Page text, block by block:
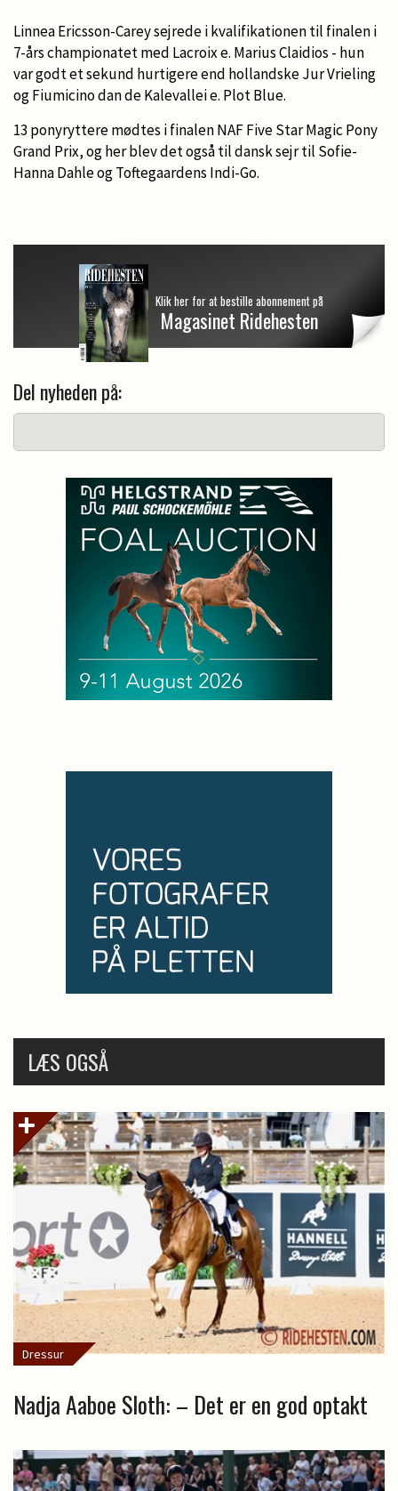
Linnea Ericsson-Carey sejrede i kvalifikationen til finalen i
7-års championatet med Lacroix e. Marius Claidios - hun
var godt et sekund hurtigere end hollandske Jur Vrieling
og Fiumicino dan de Kalevallei e. Plot Blue.
13 ponyryttere mødtes i finalen NAF Five Star Magic Pony
Grand Prix, og her blev det også til dansk sejr til Sofie-
Hanna Dahle og Toftegaardens Indi-Go.
Klik her for at bestille abonnement på
Magasinet Ridehesten
Del nyheden på:
LÆS OGSÅ
Dressur
Nadja Aaboe Sloth: – Det er en god optakt